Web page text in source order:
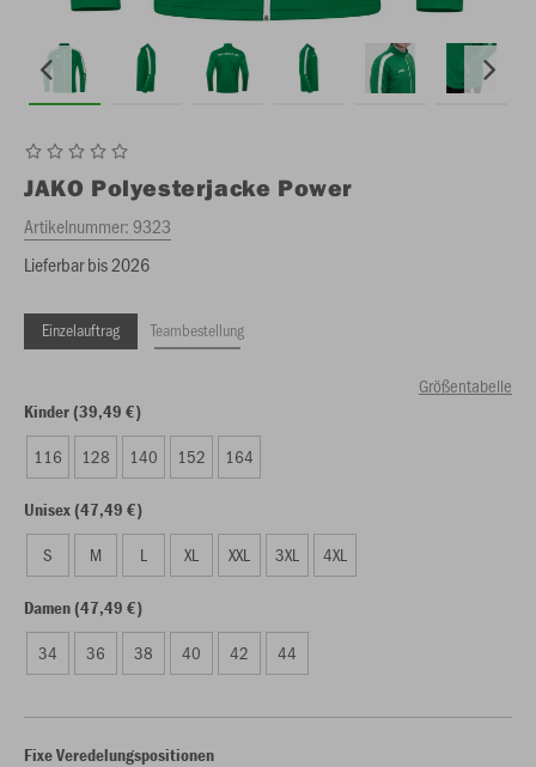
JAKO Polyesterjacke Power
Artikelnummer:9323
Lieferbar bis 2026
Einzelauftrag Teambestellung
Größentabelle
Kinder (39,49 €)
116 128 140 152 164
Unisex (47,49 €)
S M L XL XXL 3XL 4XL
Damen (47,49 €)
34 36 38 40 42 44
Fixe Veredelungspositionen